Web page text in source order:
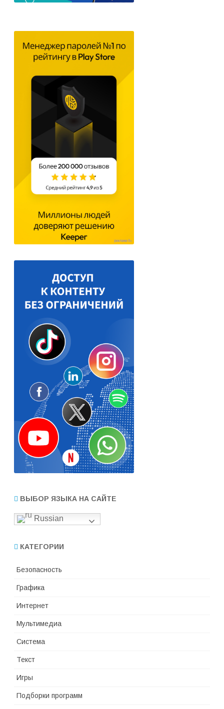
ВЫБОР ЯЗЫКА НА САЙТЕ
Russian
КАТЕГОРИИ
Безопасность
Графика
Интернет
Мультимедиа
Система
Текст
Игры
Подборки программ